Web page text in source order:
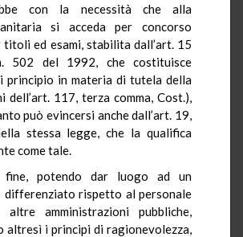
con la necessità che alla
si acceda per concorso
titoli ed esami, stabilita dall’art. 15
502 del 1992, che costituisce
principio in materia di tutela della
dell’art. 117, terza comma, Cost.),
può evincersi anche dall’art. 19,
stessa legge, che la qualifica
come tale.
fine, potendo dar luogo ad un
rispetto al personale
amministrazioni pubbliche,
altresì i principi di ragionevolezza,